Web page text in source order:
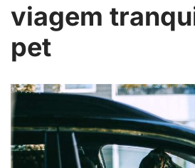
viagem
pet